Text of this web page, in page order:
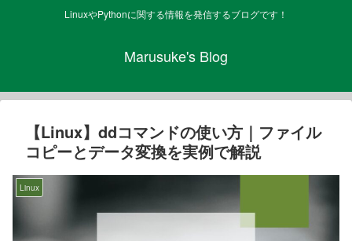
LinuxやPythonに関する情報を発信するブログです！
Marusuke's Blog
【Linux】ddコマンドの使い方｜ファイル
コピーとデータ変換を実例で解説
Linux